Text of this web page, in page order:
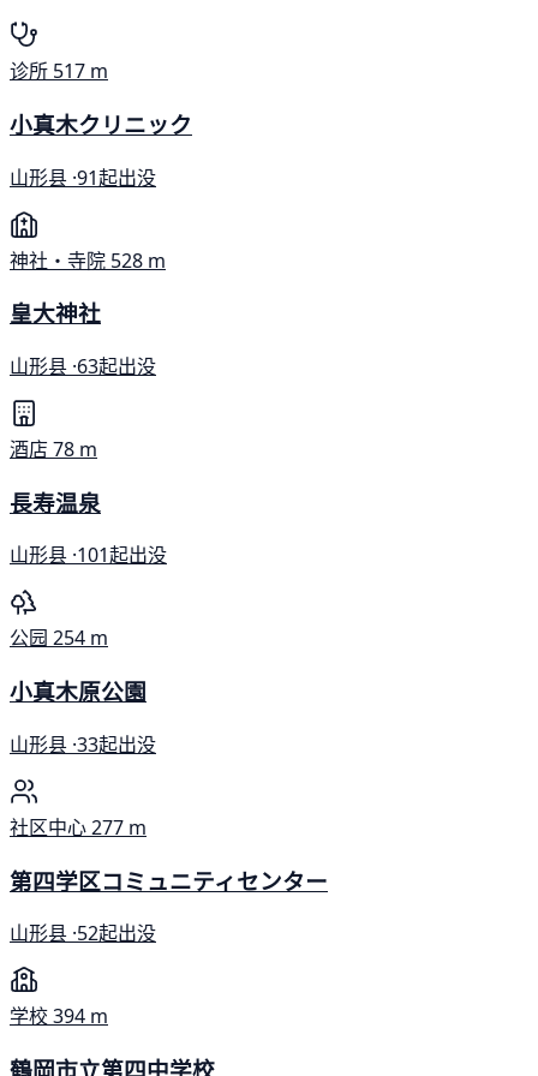
诊所 517 m
小真木クリニック
山形县 ·91起出没
神社・寺院 528 m
皇大神社
山形县 ·63起出没
酒店78 m
長寿温泉
山形县 ·101起出没
公园 254 m
小真木原公園
山形县 ·33起出没
社区中心277 m
第四学区コミュニティセンター
山形县 ·52起出没
学校394 m
鶴岡市立第四中学校